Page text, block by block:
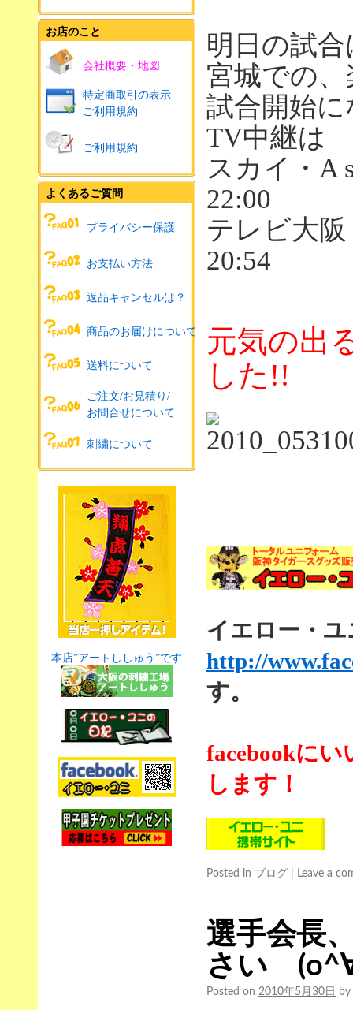
明日の試合
宮城での
試合開始
TV中継は
スカイ・
22:00
テレ
20:54
元気の出
した!!
イエロー・ユ
http://
す。
facebookに
します！
Posted in ブログ Leave a
選手会長
さい
Posted on 2010年5月30日 by
お店のこと
会社概要・地図
特定商取引の表示
ご利用規約
ご利用規約
よくあるご質問
プライバシー保護
お支払い方法
返品キャンセルは？
商品のお届けについて
送料について
ご注文/お見積り/
お問合せについて
刺繍について
本店”アートししゅう”です